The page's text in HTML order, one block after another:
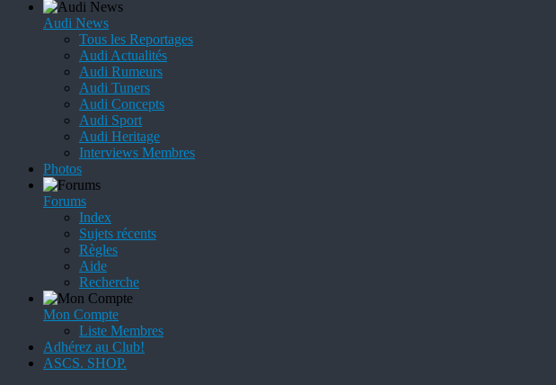
Audi News
Tous les Reportages
Audi Actualités
Audi Rumeurs
Audi Tuners
Audi Concepts
Audi Sport
Audi Heritage
Interviews Membres
Photos
Forums
Index
Sujets récents
Règles
Aide
Recherche
Mon Compte
Liste Membres
Adhérez au Club!
ASCS. SHOP.